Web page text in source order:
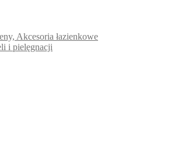
Akcesoria łazienkowe
i pielęgnacji